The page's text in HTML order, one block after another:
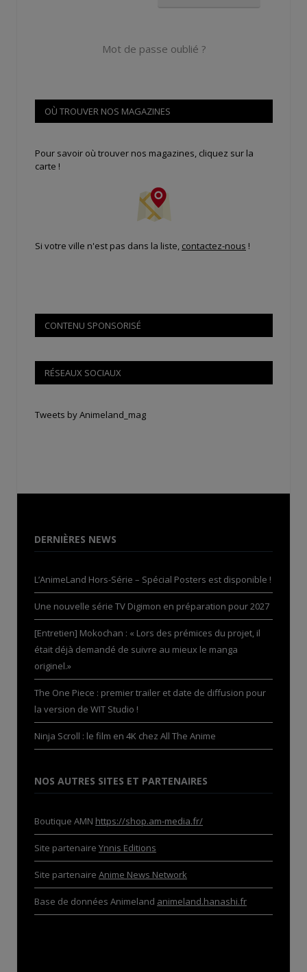
Mot de passe oublié ?
OÙ TROUVER NOS MAGAZINES
Pour savoir où trouver nos magazines, cliquez sur la
carte !
Si votre ville n'est pas dans la liste, contactez-nous !
CONTENU SPONSORISÉ
RÉSEAUX SOCIAUX
Tweets by Animeland_mag
DERNIÈRES NEWS
L’AnimeLand Hors-Série – Spécial Posters est disponible !
Une nouvelle série TV Digimon en préparation pour 2027
[Entretien] Mokochan : « Lors des prémices du projet, il
était déjà demandé de suivre au mieux le manga
originel.»
The One Piece : premier trailer et date de diffusion pour
la version de WIT Studio !
Ninja Scroll : le film en 4K chez All The Anime
NOS AUTRES SITES ET PARTENAIRES
Boutique AMN https://shop.am-media.fr/
Site partenaire Ynnis Editions
Site partenaire Anime News Network
Base de données Animeland animeland.hanashi.fr